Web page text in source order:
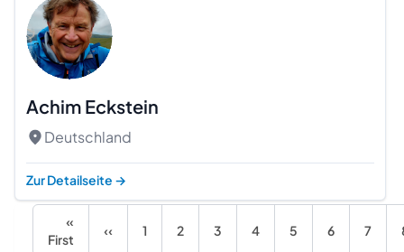
Achim Eckstein
Deutschland
Zur Detailseite →
«
First
‹‹ 1 2 3 4 5 6 7